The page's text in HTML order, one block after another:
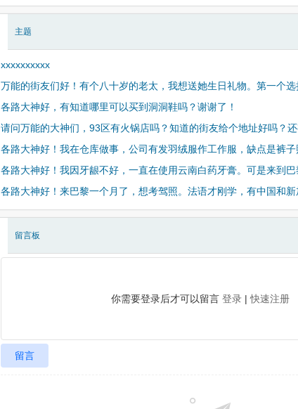
主题
xxxxxxxxxx
万能的街友们好！有个八十岁的老太，我想送她生日礼物。第一个
各路大神好，有知道哪里可以买到洞洞鞋吗？谢谢了！
请问万能的大神们，93区有火锅店吗？知道的街友给个地址好吗？
各路大神好！我在仓库做事，公司有发羽绒服作工作服，缺点是裤
各路大神好！我因牙龈不好，一直在使用云南白药牙膏。可是来到
各路大神好！来巴黎一个月了，想考驾照。法语才刚学，有中国和
留言板
你需要登录后才可以留言 登录 |快速注册
留言